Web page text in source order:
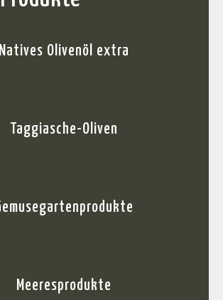
Natives Olivenöl extra
Taggiasche-Oliven
Meeresprodukte